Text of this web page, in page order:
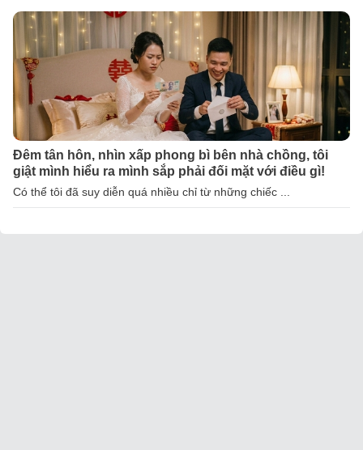
Đêm tân hôn, nhìn xấp phong bì bên nhà chồng, tôi
giật mình hiểu ra mình sắp phải đối mặt với điều gì!
Có thể tôi đã suy diễn quá nhiều chỉ từ những chiếc ...